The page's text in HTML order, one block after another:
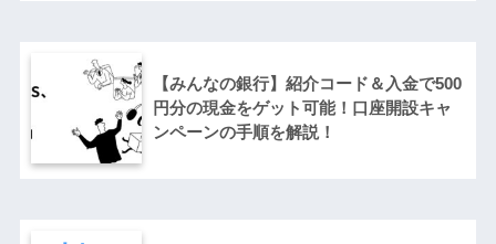
【みんなの銀行】紹介コード＆入金で500
円分の現金をゲット可能！口座開設キャ
ンペーンの手順を解説！